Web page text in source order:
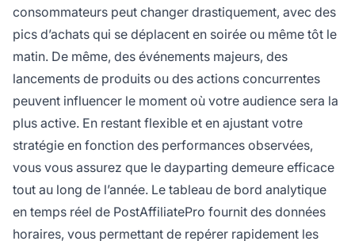
consommateurs peut changer drastiquement, avec des
pics d’achats qui se déplacent en soirée ou même tôt le
matin. De même, des événements majeurs, des
lancements de produits ou des actions concurrentes
peuvent influencer le moment où votre audience sera la
plus active. En restant flexible et en ajustant votre
stratégie en fonction des performances observées,
vous vous assurez que le dayparting demeure efficace
tout au long de l’année. Le tableau de bord analytique
en temps réel de PostAffiliatePro fournit des données
horaires, vous permettant de repérer rapidement les